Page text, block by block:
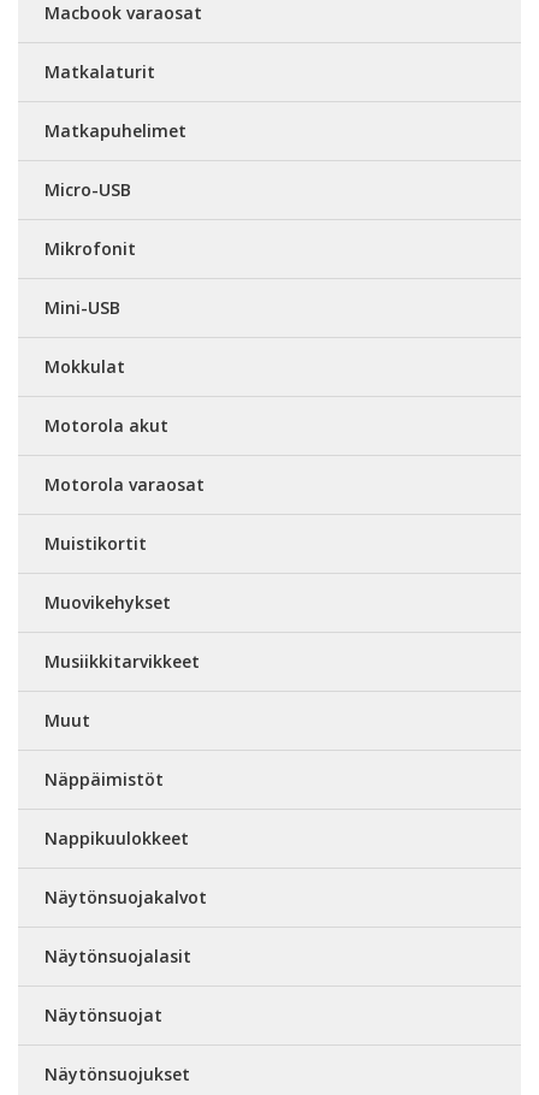
Macbook varaosat
Matkalaturit
Matkapuhelimet
Micro-USB
Mikrofonit
Mini-USB
Mokkulat
Motorola akut
Motorola varaosat
Muistikortit
Muovikehykset
Musiikkitarvikkeet
Muut
Näppäimistöt
Nappikuulokkeet
Näytönsuojakalvot
Näytönsuojalasit
Näytönsuojat
Näytönsuojukset